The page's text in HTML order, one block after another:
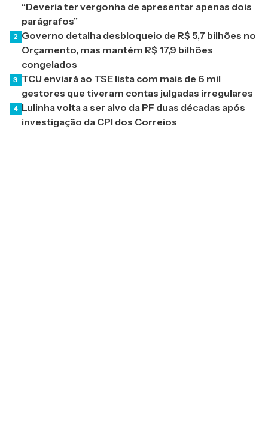
“Deveria ter vergonha de apresentar apenas dois
parágrafos”
2 Governo detalha desbloqueio de R$ 5,7 bilhões no
Orçamento, mas mantém R$ 17,9 bilhões
congelados
3 TCU enviará ao TSE lista com mais de 6 mil
gestores que tiveram contas julgadas irregulares
4 Lulinha volta a ser alvo da PF duas décadas após
investigação da CPI dos Correios